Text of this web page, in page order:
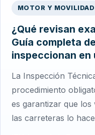
MOTOR Y MOVILIDAD
¿Qué revisan
Guía completa
inspeccionan en
La Inspección
procedimiento
es garantizar que
las carreteras lo